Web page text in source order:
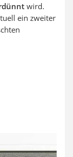
wird.
ein zweiter